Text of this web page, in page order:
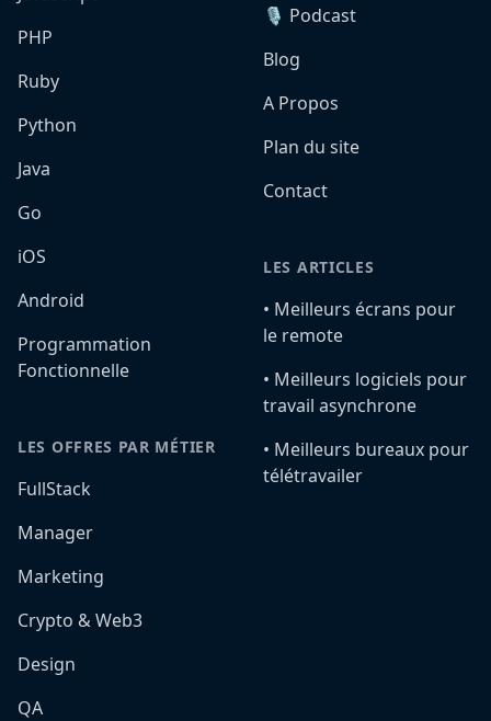
PHP
Ruby
Python
Java
Go
iOS
Android
Programmation
Fonctionnelle
LES OFFRES PAR MÉTIER
FullStack
Manager
Marketing
Crypto & Web3
Design
QA
🎙️ Podcast
Blog
A Propos
Plan du site
Contact
LES ARTICLES
•️ Meilleurs écrans pour
le remote
•️ Meilleurs logiciels pour
travail asynchrone
•️ Meilleurs bureaux pour
télétravailer